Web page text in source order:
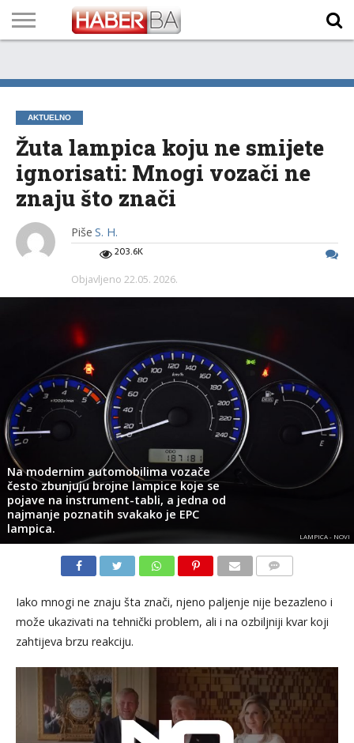
TECH
PROGRAM
PROGNOZA
PUTEVIMA
LISTA
NAMA
AKTUELNO
Žuta lampica koju ne smijete
ignorisati: Mnogi vozači ne
znaju što znači
Piše S. H.
203.6K
Objavljeno 22.05. 2026.
Na modernim automobilima vozače
često zbunjuju brojne lampice koje se
pojave na instrument-tabli, a jedna od
najmanje poznatih svakako je EPC
lampica.
LAMPICA - NOVI
Iako mnogi ne znaju šta znači, njeno paljenje nije bezazleno i
može ukazivati na tehnički problem, ali i na ozbiljniji kvar koji
zahtijeva brzu reakciju.